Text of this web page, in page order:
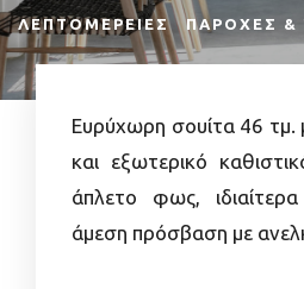
ΛΕΠΤΟΜΈΡΕΙΕΣ ΠΑΡΟΧΈΣ &
Ευρύχωρη σουίτα 46 τμ.
και εξωτερικό
άπλετο φως,
άμεση πρόσβαση με